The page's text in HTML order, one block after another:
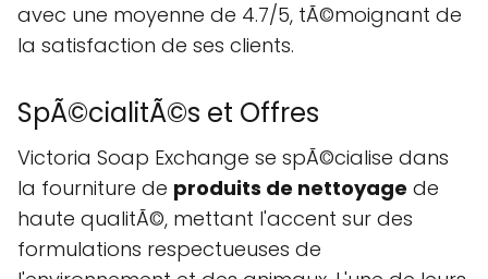
avec une moyenne de 4.7/5, tÃ©moignant de
la satisfaction de ses clients.
SpÃ©cialitÃ©s et Offres
Victoria Soap Exchange se spÃ©cialise dans
la fourniture de produits de nettoyage de
haute qualitÃ©, mettant l'accent sur des
formulations respectueuses de